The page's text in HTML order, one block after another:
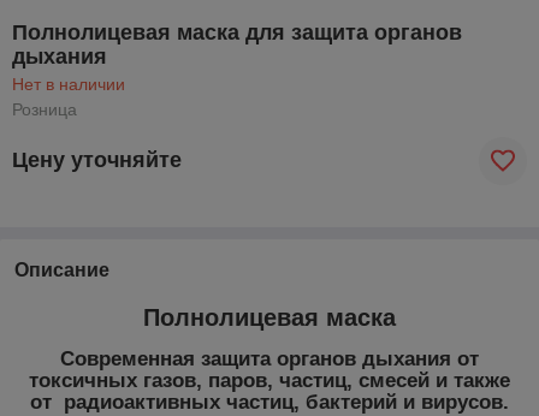
Полнолицевая маска для защита органов
дыхания
Нет в наличии
Розница
Цену уточняйте
Описание
Полнолицевая маска
Современная защита органов дыхания от
токсичных газов, паров, частиц, смесей и также
от радиоактивных частиц, бактерий и вирусов.